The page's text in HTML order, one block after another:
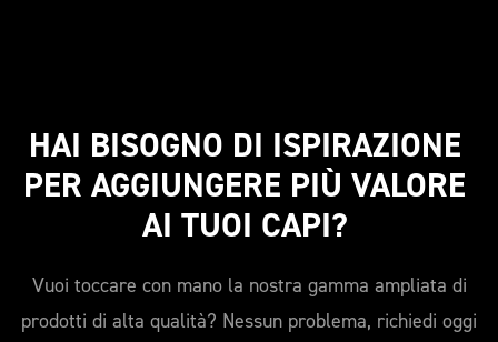
HAI BISOGNO DI ISPIRAZIONE
PER AGGIUNGERE PIÙ VALORE
AI TUOI CAPI?
Vuoi toccare con mano la nostra gamma ampliata di
prodotti di alta qualità? Nessun problema, richiedi oggi